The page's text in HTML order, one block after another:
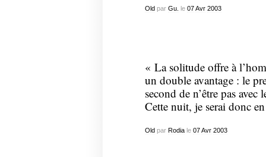
Old par Gu. le 07 Avr 2003
« La solitude offre à
un double avantage : le
second de n’être pas avec
Cette nuit, je serai donc
Oldpar Rodiale 07 Avr 2003